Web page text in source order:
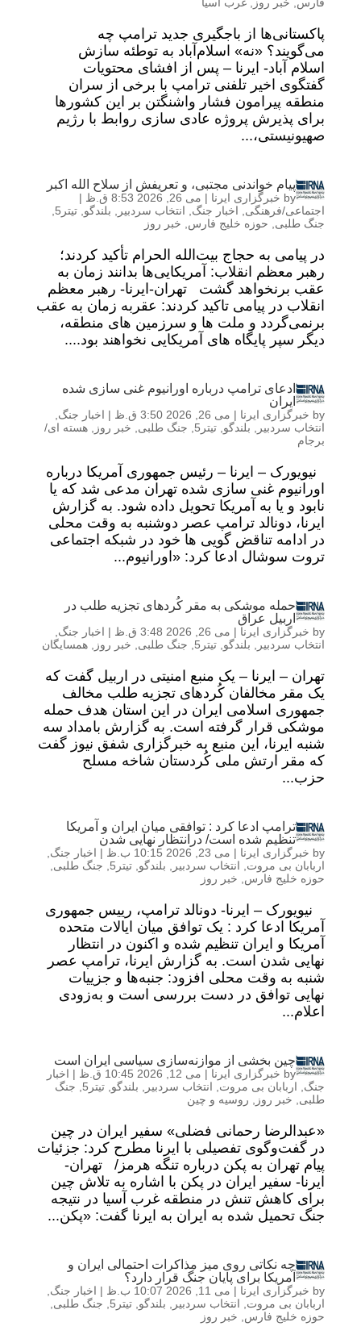
پاکستانی‌ها از باجگیری جدید ترامپ چه
می‌گویند؟ «نه» اسلام‌آباد به توطئه سازش
اسلام آباد- ایرنا – پس از افشای محتویات
گفتگوی اخیر تلفنی ترامپ با برخی از سران
منطقه پیرامون فشار واشنگتن بر این کشورها
برای پذیرش پروژه عادی سازی روابط با رژیم
صهیونیستی،...
پیام خواندنی مجتبی، و تعریفش از سلاح الله اکبر
by خبرگزاری ایرنا | می 26, 2026 8:53 ق.ظ
|
اجتماعی/فرهنگی
اخبار جنگ انتخاب سردبیر بلندگو تیتر5
جنگ طلبی
حوزه خلیج فارس خبر روز
در پیامی به حجاج بیت‌الله الحرام تأکید کردند؛
رهبر معظم انقلاب: آمریکایی‌ها بدانند زمان به
عقب برنخواهد گشت تهران-ایرنا- رهبر معظم
انقلاب در پیامی تاکید کردند: عقربه زمان به عقب
برنمی‌گردد و ملت ها و سرزمین های منطقه،
دیگر سپر پایگاه های آمریکایی نخواهند بود....
ادعای ترامپ درباره اورانیوم غنی سازی شده
ایران
by خبرگزاری ایرنا | می 26, 2026 3:50 ق.ظ | اخبار جنگ
انتخاب سردبیر
بلندگو تیتر5 جنگ طلبی خبر روز
هسته ای/
برجام
نیویورک – ایرنا – رئیس جمهوری آمریکا درباره
اورانیوم غنی سازی شده تهران مدعی شد که یا
نابود و یا به آمریکا تحویل داده شود. به گزارش
ایرنا، دونالد ترامپ عصر دوشنبه به وقت محلی
در ادامه تناقض گویی ها خود در شبکه اجتماعی
تروت‌ سوشال ادعا کرد: «اورانیوم...
حمله موشکی به مقر کُردهای تجزیه طلب در
اربیل عراق
by خبرگزاری ایرنا | می 26, 2026 3:48 ق.ظ | اخبار جنگ
انتخاب سردبیر
بلندگو تیتر5 جنگ طلبی خبر روز همسایگان
تهران – ایرنا – یک منبع امنیتی در اربیل گفت که
یک مقر مخالفان کُردهای تجزیه طلب مخالف
جمهوری اسلامی ایران در این استان هدف حمله
موشکی قرار گرفته است. به گزارش بامداد سه
شنبه ایرنا، این منبع به خبرگزاری شفق نیوز گفت
که مقر ارتش ملی کُردستان شاخه مسلح
حزب...
ترامپ ادعا کرد : توافقی میان ایران و آمریکا
تنظیم شده است/ درانتظار نهایی شدن
by خبرگزاری ایرنا | می 23, 2026 10:15 ب.ظ | اخبار جنگ
اربابان بی مروت
انتخاب سردبیر بلندگو تیتر5 جنگ طلبی
حوزه خلیج فارس
خبر روز
نیویورک – ایرنا- دونالد ترامپ، رییس جمهوری
آمریکا ادعا کرد : یک توافق میان ایالات متحده
آمریکا و ایران تنظیم شده و اکنون در انتظار
نهایی شدن است. به گزارش ایرنا، ترامپ عصر
شنبه به وقت محلی افزود: جنبه‌ها و جزییات
نهایی توافق در دست بررسی است و به‌زودی
اعلام...
چین بخشی از موازنه‌سازی سیاسی ایران است
by خبرگزاری ایرنا | می 12, 2026 10:45 ق.ظ | اخبار
جنگ
اربابان بی مروت انتخاب سردبیر بلندگو تیتر5
جنگ
طلبی
خبر روز روسیه و چین
«عبدالرضا رحمانی فضلی» سفیر ایران در چین
در گفت‌وگوی تفصیلی با ایرنا مطرح کرد: جزئیات
پیام تهران به پکن درباره تنگه هرمز/ تهران-
ایرنا- سفیر ایران در پکن با اشاره به تلاش چین
برای کاهش تنش در منطقه غرب آسیا در نتیجه
جنگ تحمیل شده به ایران به ایرنا گفت: «پکن...
چه نکاتی روی میز مذاکرات احتمالی ایران و
آمریکا برای پایان جنگ قرار دارد؟
by خبرگزاری ایرنا | می 11, 2026 10:07 ب.ظ | اخبار جنگ
اربابان بی مروت
انتخاب سردبیر بلندگو تیتر5 جنگ طلبی
حوزه خلیج فارس
خبر روز